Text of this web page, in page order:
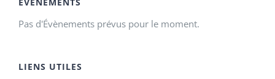
Pas d'Évènements prévus pour le moment.
LIENS UTILES